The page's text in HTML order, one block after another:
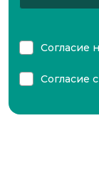
Согласие
Согласие с